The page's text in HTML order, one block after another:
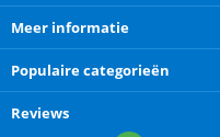
Meer informatie
Populaire categorieën
Reviews